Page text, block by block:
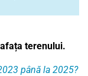
terenului.
până la 2025?